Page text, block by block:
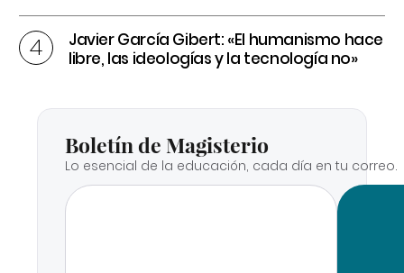
Javier García Gibert: «El humanismo hace
libre, las ideologías y la tecnología no»
Boletín de Magisterio
Lo esencial de la educación, cada día en tu correo.